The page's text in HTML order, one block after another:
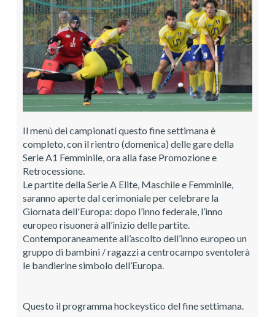
Il menù dei campionati questo fine settimana è
completo, con il rientro (domenica) delle gare della
Serie A1 Femminile, ora alla fase Promozione e
Retrocessione.
Le partite della Serie A Elite, Maschile e Femminile,
saranno aperte dal cerimoniale per celebrare la
Giornata dell'Europa: dopo l’inno federale, l’inno
europeo risuonerà all’inizio delle partite.
Contemporaneamente all’ascolto dell’inno europeo un
gruppo di bambini / ragazzi a centrocampo sventolerà
le bandierine simbolo dell’Europa.
Questo il programma hockeystico del fine settimana.